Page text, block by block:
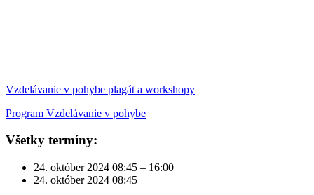
Vzdelávanie v pohybe plagát a workshopy
Program Vzdelávanie v pohybe
Všetky termíny:
24. október 2024 08:45 – 16:00
24. október 2024 08:45